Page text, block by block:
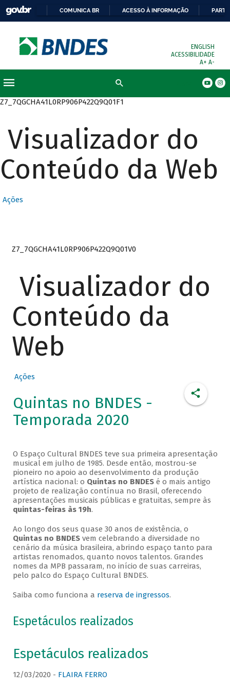
COMUNICA BR ACESSO À INFORMAÇÃO
ENGLISH
ACESSIBILIDADE
A+ A-
Z7_7QGCHA41L0RP906P422Q9Q01F1
Visualizador do
Conteúdo da Web
Ações
Z7_7QGCHA41L0RP906P422Q9Q01V0
Visualizador do
Conteúdo da
Web
Ações
Quintas no BNDES -
Temporada 2020
O Espaço Cultural BNDES teve sua primeira apresentação
musical em julho de 1985. Desde então, mostrou-se
pioneiro no apoio ao desenvolvimento da produção
artística nacional: o Quintas no BNDESé o mais antigo
projeto de realização contínua no Brasil, oferecendo
apresentações musicais públicas e gratuitas, sempre às
quintas-feiras às 19h.
Ao longo dos seus quase 30 anos de existência, o
Quintas no BNDESvem celebrando a diversidade no
cenário da música brasileira, abrindo espaço tanto para
artistas renomados, quanto novos talentos. Grandes
nomes da MPB passaram, no início de suas carreiras,
pelo palco do Espaço Cultural BNDES.
Saiba como funciona a reserva de ingressos.
Espetáculos realizados
Espetáculos realizados
12/03/2020 - FLAIRA FERRO